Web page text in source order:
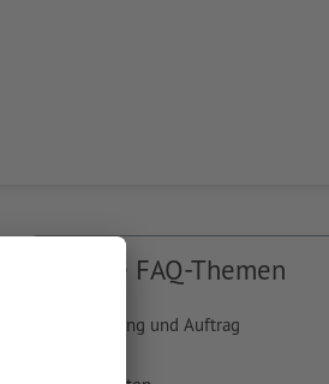
Unsere FAQ-Themen
Bestellung und Auftrag